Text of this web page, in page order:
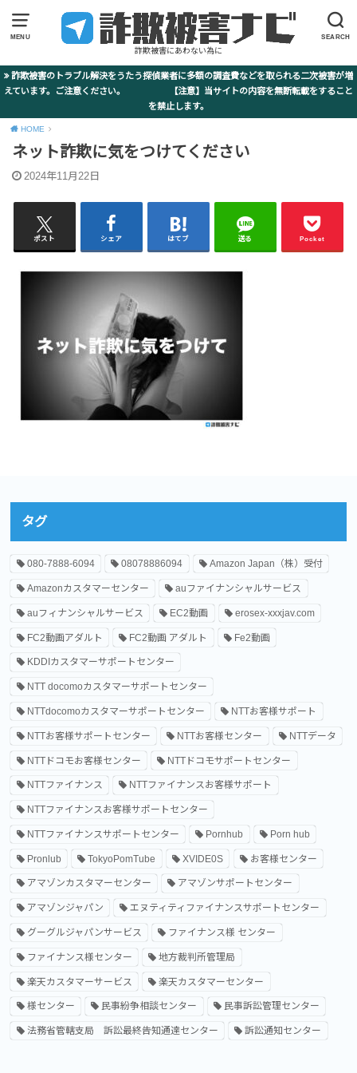
MENU SEARCH
詐欺被害にあわない為に
詐欺被害のトラブル解決をうたう探偵業者に多額の調査費などを取られる二次被害が増
えています。ご注意ください。 【注意】当サイトの内容を無断転載をすること
を禁止します。
HOME
ネット詐欺に気をつけてください
2024年11月22日
ポスト シェア はてブ 送る Pocket
タグ
080-7888-6094 08078886094 Amazon Japan（株）受付
Amazonカスタマーセンター auファイナンシャルサービス
auフィナンシャルサービス EC2動画 erosex-xxxjav.com
FC2動画アダルト FC2動画 アダルト Fe2動画
KDDIカスタマーサポートセンター
NTT docomoカスタマーサポートセンター
NTTdocomoカスタマーサポートセンター NTTお客様サポート
NTTお客様サポートセンター NTTお客様センター NTTデータ
NTTドコモお客様センター NTTドコモサポートセンター
NTTファイナンス NTTファイナンスお客様サポート
NTTファイナンスお客様サポートセンター
NTTファイナンスサポートセンター Pornhub Porn hub
Pronlub TokyoPomTube XVIDE0S お客様センター
アマゾンカスタマーセンター アマゾンサポートセンター
アマゾンジャパン エヌティティファイナンスサポートセンター
グーグルジャパンサービス ファイナンス様 センター
ファイナンス様センター 地方裁判所管理局
楽天カスタマーサービス 楽天カスタマーセンター
様センター 民事紛争相談センター 民事訴訟管理センター
法務省管轄支局 訴訟最終告知通達センター 訴訟通知センター